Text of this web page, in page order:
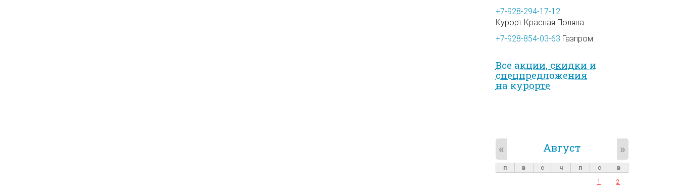
+7-928-294-17-12
Курорт Красная Поляна
+7-928-854-03-63 Газпром
Все акции, скидки и
спец­предложе­ния
на курорте
Август
« »
п в с ч п с
в
1
2